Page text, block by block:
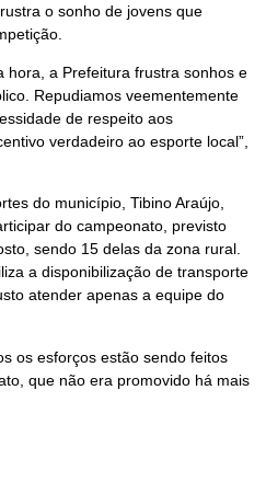
o sonho de jovens que
hora, a Prefeitura frustra sonhos e
Repudiamos veementemente
de respeito aos
verdadeiro ao esporte local”,
do município, Tibino Araújo,
do campeonato, previsto
sendo 15 delas da zona rural.
a disponibilização de transporte
atender apenas a equipe do
os esforços estão sendo feitos
que não era promovido há mais